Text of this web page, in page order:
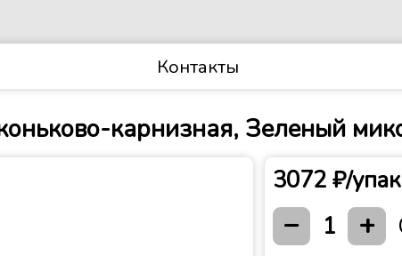
Контакты
карнизная, Зеленый
3072 ₽/упак
− 1 +